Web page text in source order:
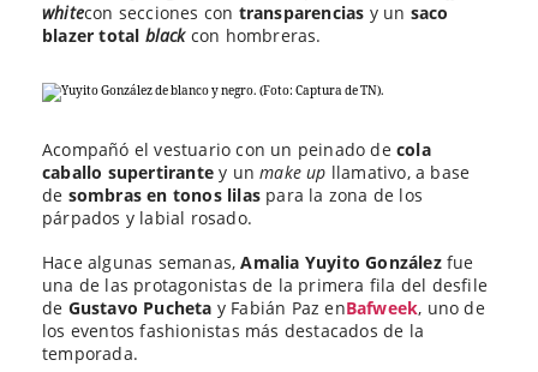
whitecon secciones con transparencias y un saco
blazer total blackcon hombreras.
Acompañó el vestuario con un peinado de cola
caballo supertirantey unmake up llamativo, a base
de sombras en tonos lilas para la zona de los
párpados y labial rosado.
Hace algunas semanas,Amalia Yuyito Gonzálezfue
una de las protagonistas de la primera fila del desfile
de Gustavo Pucheta y Fabián Paz enBafweek, uno de
los eventos fashionistas más destacados de la
temporada.